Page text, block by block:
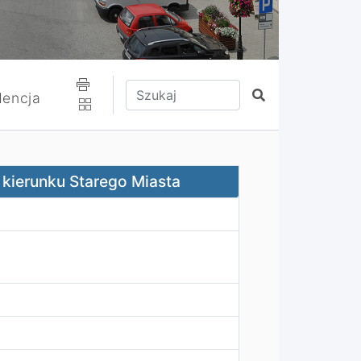
Wpisz tekst do wyszukania
Szukaj
Starego Miasta